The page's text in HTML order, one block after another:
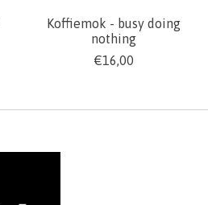
Koffiemok - busy doing
nothing
€16,00